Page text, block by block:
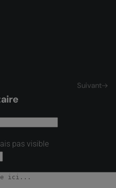
Suivant
pas visible